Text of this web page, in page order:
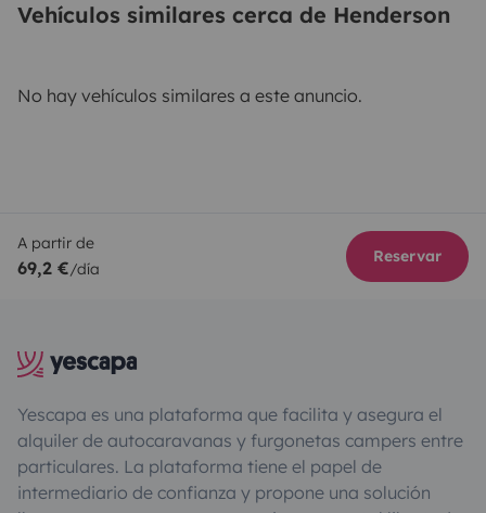
Vehículos similares cerca de Henderson
No hay vehículos similares a este anuncio.
A partir de
69,2 €/día
Reservar
Yescapa es una plataforma que facilita y asegura el
alquiler de autocaravanas y furgonetas campers entre
particulares. La plataforma tiene el papel de
intermediario de confianza y propone una solución